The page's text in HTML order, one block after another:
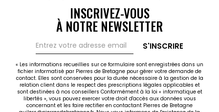
INSCRIVEZ-VOUS
À NOTRE NEWSLETTER
S'INSCRIRE
« Les informations recueillies sur ce formulaire sont enregistrées dans un
fichier informatisé par Pierres de Bretagne pour gérer votre demande de
contact. Elles sont conservées pour la durée nécessaire à la gestion de la
relation client dans le respect des prescriptions légales applicables et
sont destinées à nos conseillers Conformément à la loi « informatique et
libertés », vous pouvez exercer votre droit d'accès aux données vous
concernant et les faire rectifier en contactant Pierres de Bretagne